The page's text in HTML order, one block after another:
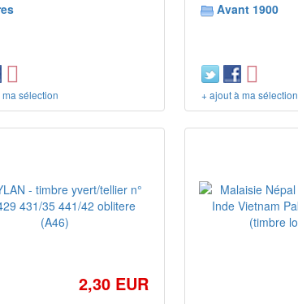
sélection
Avant 1900
+ ajout à ma sélection
2,30 EUR